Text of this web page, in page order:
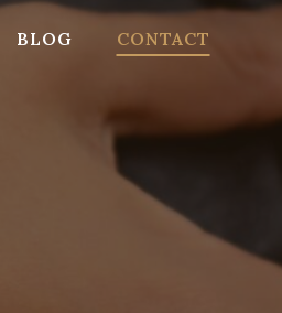
BLOG CONTACT